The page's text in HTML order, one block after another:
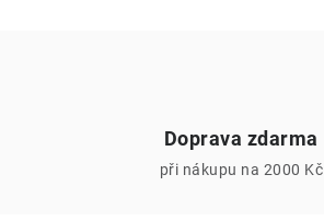
Doprava zdarma
při nákupu na 2000 Kč